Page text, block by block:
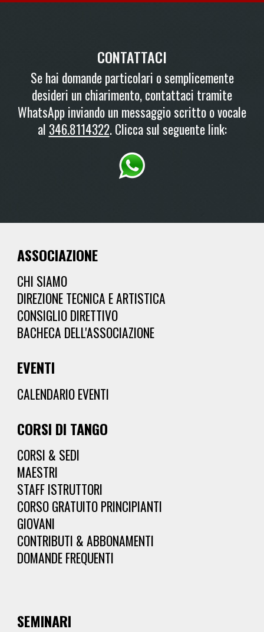
CONTATTACI
Se hai domande particolari o semplicemente
desideri un chiarimento, contattaci tramite
WhatsApp inviando un messaggio scritto o vocale
al 346.8114322. Clicca sul seguente link:
ASSOCIAZIONE
CHI SIAMO
DIREZIONE TECNICA E ARTISTICA
CONSIGLIO DIRETTIVO
BACHECA DELL'ASSOCIAZIONE
EVENTI
CALENDARIO EVENTI
CORSI DI TANGO
CORSI & SEDI
MAESTRI
STAFF ISTRUTTORI
CORSO GRATUITO PRINCIPIANTI
GIOVANI
CONTRIBUTI & ABBONAMENTI
DOMANDE FREQUENTI
SEMINARI